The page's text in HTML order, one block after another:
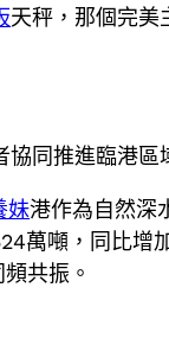
天秤，那個完美
同推進臨港
妹港作為自然深
萬噸，同比
共振。